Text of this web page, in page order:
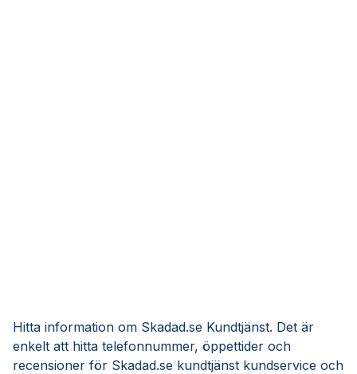
Hitta information om Skadad.se Kundtjänst. Det är
enkelt att hitta telefonnummer, öppettider och
recensioner för Skadad.se kundtjänst kundservice och